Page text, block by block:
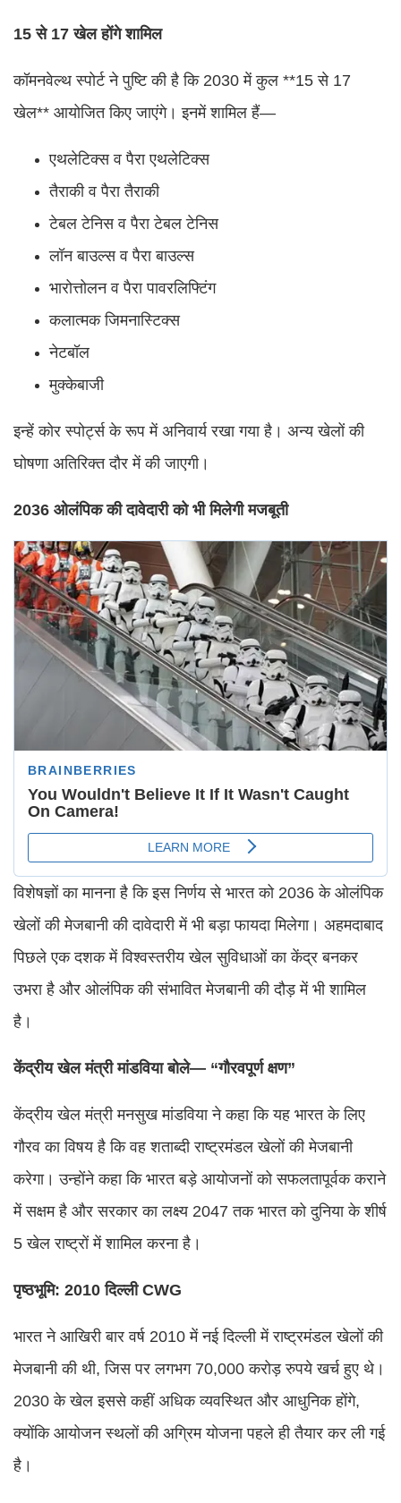
15 से 17 खेल होंगे शामिल
कॉमनवेल्थ स्पोर्ट ने पुष्टि की है कि 2030 में कुल **15 से 17
खेल** आयोजित किए जाएंगे। इनमें शामिल हैं—
एथलेटिक्स व पैरा एथलेटिक्स
तैराकी व पैरा तैराकी
टेबल टेनिस व पैरा टेबल टेनिस
लॉन बाउल्स व पैरा बाउल्स
भारोत्तोलन व पैरा पावरलिफ्टिंग
कलात्मक जिमनास्टिक्स
नेटबॉल
मुक्केबाजी
इन्हें कोर स्पोर्ट्स के रूप में अनिवार्य रखा गया है। अन्य खेलों की
घोषणा अतिरिक्त दौर में की जाएगी।
2036 ओलंपिक की दावेदारी को भी मिलेगी मजबूती
विशेषज्ञों का मानना है कि इस निर्णय से भारत को 2036 के ओलंपिक
खेलों की मेजबानी की दावेदारी में भी बड़ा फायदा मिलेगा। अहमदाबाद
पिछले एक दशक में विश्वस्तरीय खेल सुविधाओं का केंद्र बनकर
उभरा है और ओलंपिक की संभावित मेजबानी की दौड़ में भी शामिल
है।
केंद्रीय खेल मंत्री मांडविया बोले— “गौरवपूर्ण क्षण”
केंद्रीय खेल मंत्री मनसुख मांडविया ने कहा कि यह भारत के लिए
गौरव का विषय है कि वह शताब्दी राष्ट्रमंडल खेलों की मेजबानी
करेगा। उन्होंने कहा कि भारत बड़े आयोजनों को सफलतापूर्वक कराने
में सक्षम है और सरकार का लक्ष्य 2047 तक भारत को दुनिया के शीर्ष
5 खेल राष्ट्रों में शामिल करना है।
पृष्ठभूमि: 2010 दिल्ली CWG
भारत ने आखिरी बार वर्ष 2010 में नई दिल्ली में राष्ट्रमंडल खेलों की
मेजबानी की थी, जिस पर लगभग 70,000 करोड़ रुपये खर्च हुए थे।
2030 के खेल इससे कहीं अधिक व्यवस्थित और आधुनिक होंगे,
क्योंकि आयोजन स्थलों की अग्रिम योजना पहले ही तैयार कर ली गई
है।